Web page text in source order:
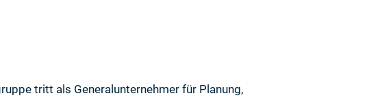
tritt als Generalunternehmer für Planung,